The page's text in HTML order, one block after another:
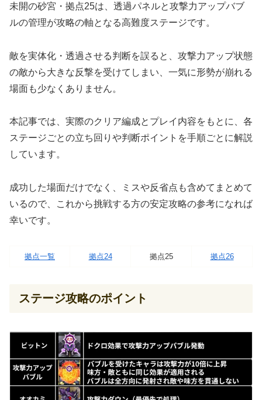
未開の砂宮・拠点25は、透過パネルと攻撃力アップバブ
ルの管理が攻略の軸となる高難度ステージです。
敵を実体化・透過させる判断を誤ると、攻撃力アップ状態
の敵から大きな反撃を受けてしまい、一気に形勢が崩れる
場面も少なくありません。
本記事では、実際のクリア編成とプレイ内容をもとに、各
ステージごとの立ち回りや判断ポイントを手順ごとに解説
しています。
成功した場面だけでなく、ミスや反省点も含めてまとめて
いるので、これから挑戦する方の安定攻略の参考になれば
幸いです。
拠点一覧 拠点24 拠点25 拠点26
ステージ攻略のポイント